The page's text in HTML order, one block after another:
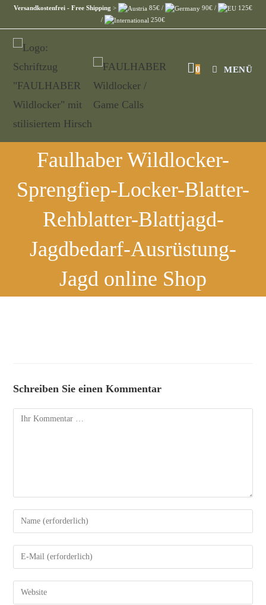
Versandkostenfrei - Free Shipping > 85€ / 90€ /
125€
/
250€
0 MENÜ
Faulhaber Wildlocker-
Sprengfiep-Locker-Blatter-
Rehblatter-Blattjagd-
Jagdbedarf-Ausrüstung-
Jagd online Shop
Schreiben Sie einen Kommentar